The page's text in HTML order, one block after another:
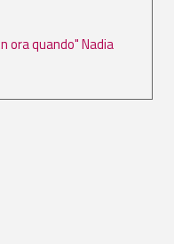
ora quando" Nadia